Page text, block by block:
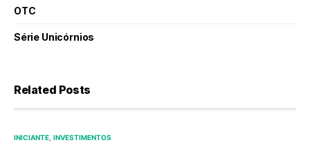
OTC
Série Unicórnios
Related Posts
INICIANTE INVESTIMENTOS